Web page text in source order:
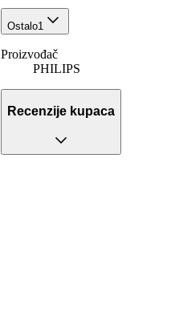
Ostalo1
Proizvođač
PHILIPS
Recenzije kupaca